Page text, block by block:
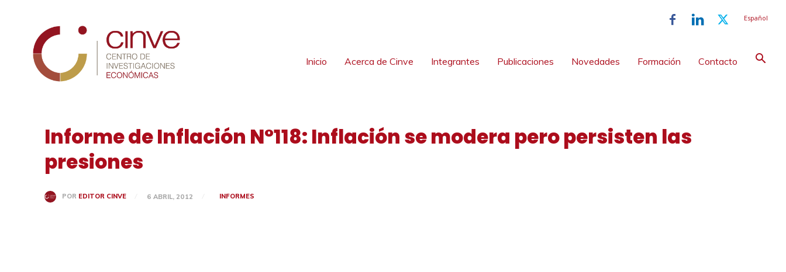
Español
Inicio Acerca de Cinve Integrantes Publicaciones Novedades Formación Contacto
Informe de Inflación N°118: Inflación se modera pero persisten las
presiones
POR EDITOR CINVE 6 ABRIL, 2012 INFORMES